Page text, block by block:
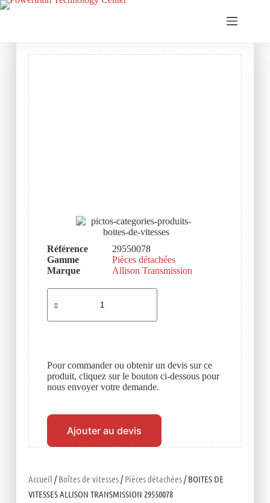
Accueil /Boîtes de vitesses/Pièces détachées/ BOITES DE
VITESSES ALLISON TRANSMISSION 29550078
Référence
29550078
Gamme
Pièces détachées
Marque
Allison Transmission
Pour commander ou obtenir un devis sur ce
produit, cliquez sur le bouton ci-dessous pour
nous envoyer votre demande.
Ajouter au devis